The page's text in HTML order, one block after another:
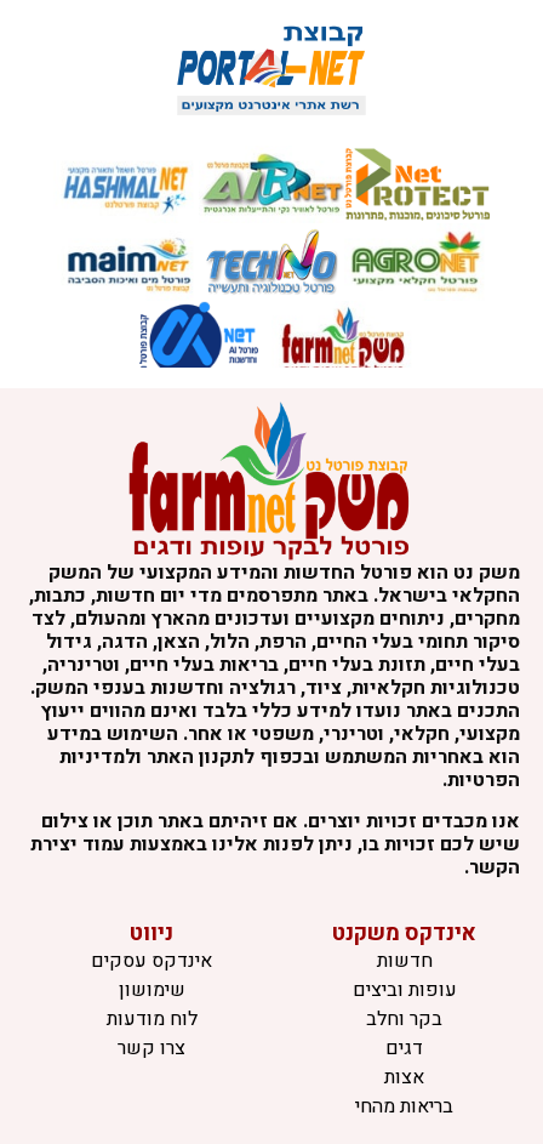
משק נט הוא פורטל החדשות והמידע המקצועי של המשק
החקלאי בישראל. באתר מתפרסמים מדי יום חדשות, כתבות,
מחקרים, ניתוחים מקצועיים ועדכונים מהארץ ומהעולם, לצד
סיקור תחומי בעלי החיים, הרפת, הלול, הצאן, הדגה, גידול
בעלי חיים, תזונת בעלי חיים, בריאות בעלי חיים, וטרינריה,
טכנולוגיות חקלאיות, ציוד, רגולציה וחדשנות בענפי המשק.
התכנים באתר נועדו למידע כללי בלבד ואינם מהווים ייעוץ
מקצועי, חקלאי, וטרינרי, משפטי או אחר. השימוש במידע
הוא באחריות המשתמש ובכפוף לתקנון האתר ולמדיניות
הפרטיות.
אנו מכבדים זכויות יוצרים. אם זיהיתם באתר תוכן או צילום
שיש לכם זכויות בו, ניתן לפנות אלינו באמצעות עמוד יצירת
הקשר.
אינדקס משקנט
חדשות
עופות וביצים
בקר וחלב
דגים
אצות
בריאות מהחי
ניווט
אינדקס עסקים
שימושון
לוח מודעות
צרו קשר